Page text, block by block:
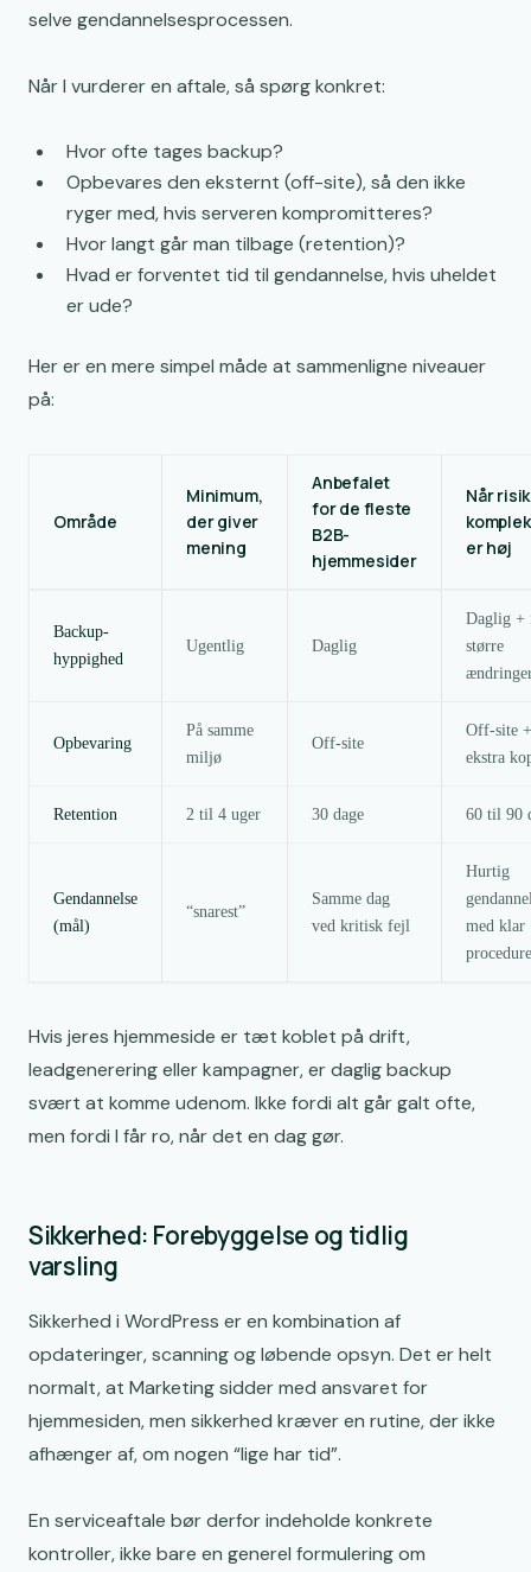
selve gendannelsesprocessen.
Når I vurderer en aftale, så spørg konkret:
Hvor ofte tages backup?
Opbevares den eksternt (off-site), så den ikke
ryger med, hvis serveren kompromitteres?
Hvor langt går man tilbage (retention)?
Hvad er forventet tid til gendannelse, hvis uheldet
er ude?
Her er en mere simpel måde at sammenligne niveauer
på:
Område
Minimum,
der giver
mening
Anbefalet
for de fleste
B2B-
hjemmesider
Når
er høj
Backup-
hyppighed
Ugentlig Daglig
Daglig +
større
Opbevaring
På samme
miljø
Off-site
Off-site +
ekstra
Retention 2 til 4 uger 30 dage 60 til 90
Gendannelse
(mål)
“snarest”
Samme dag
ved kritisk fejl
Hurtig
med klar
procedure
Hvis jeres hjemmeside er tæt koblet på drift,
leadgenerering eller kampagner, er daglig backup
svært at komme udenom. Ikke fordi alt går galt ofte,
men fordi I får ro, når det en dag gør.
Sikkerhed: Forebyggelse og tidlig
varsling
Sikkerhed i WordPress er en kombination af
opdateringer, scanning og løbende opsyn. Det er helt
normalt, at Marketing sidder med ansvaret for
hjemmesiden, men sikkerhed kræver en rutine, der ikke
afhænger af, om nogen “lige har tid”.
En serviceaftale bør derfor indeholde konkrete
kontroller, ikke bare en generel formulering om